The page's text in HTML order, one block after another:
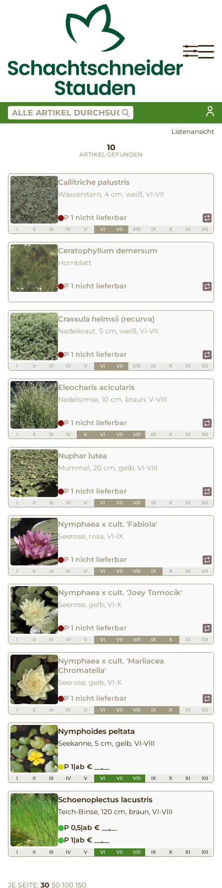
Listenansicht
10
ARTIKEL GEFUNDEN
Callitriche palustris
Wasserstern, 4 cm, weiß, VI-VII
P 1 nicht lieferbar
I II III IV V VI VII VIII IX X XI XII
Ceratophyllum demersum
Hornblatt
P 1 nicht lieferbar
Crassula helmsii (recurva)
Nadelkraut, 5 cm, weiß, VI-VII
P 1 nicht lieferbar
I II III IV V VI VII VIII IX X XI XII
Eleocharis acicularis
Nadelsimse, 10 cm, braun, V-VIII
P 1 nicht lieferbar
I II III IV V VI VII VIII IX X XI XII
Nuphar lutea
Mummel, 20 cm, gelb, VI-VIII
P 1 nicht lieferbar
I II III IV V VI VII VIII IX X XI XII
Nymphaea x cult. 'Fabiola'
Seerose, rosa, VI-IX
P 1 nicht lieferbar
I II III IV V VI VII VIII IX X XI XII
Nymphaea x cult. 'Joey Tomocik'
Seerose, gelb, VI-X
P 1 nicht lieferbar
I II III IV V VI VII VIII IX X XI XII
Nymphaea x cult. 'Marliacea
Chromatella'
Seerose, gelb, VI-X
P 1 nicht lieferbar
I II III IV V VI VII VIII IX X XI XII
Nymphoides peltata
Seekanne, 5 cm, gelb, VI-VIII
P 1|ab € __,__
I II III IV V VI VII VIII IX X XI XII
Schoenoplectus lacustris
Teich-Binse, 120 cm, braun, VI-VIII
P 0,5|ab € __,__
P 1|ab € __,__
I II III IV V VI VII VIII IX X XI XII
JE SEITE: 30 50 100 150